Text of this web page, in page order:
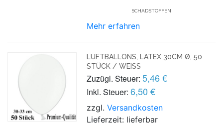
SCHADSTOFFEN
Mehr erfahren
LUFTBALLONS, LATEX 30CM Ø, 50
STÜCK / WEISS
Zuzügl. Steuer: 5,46 €
Inkl. Steuer: 6,50 €
zzgl.Versandkosten
Lieferzeit: lieferbar